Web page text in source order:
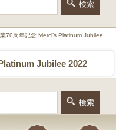
70周年記念 Merci’s Platinum Jubilee
Jubilee 2022